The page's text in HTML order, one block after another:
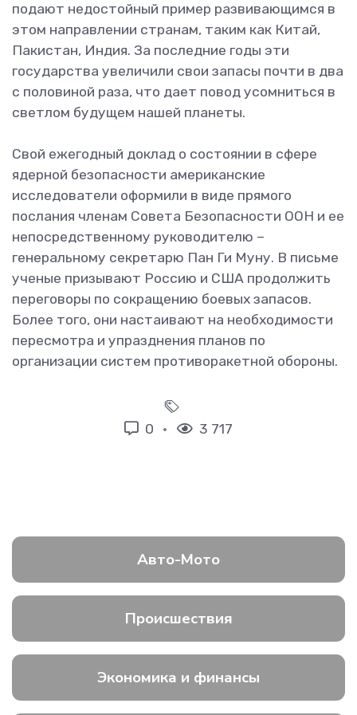
подают недостойный пример развивающимся в
этом направлении странам, таким как Китай,
Пакистан, Индия. За последние годы эти
государства увеличили свои запасы почти в два
с половиной раза, что дает повод усомниться в
светлом будущем нашей планеты.
Свой ежегодный доклад о состоянии в сфере
ядерной безопасности американские
исследователи оформили в виде прямого
послания членам Совета Безопасности ООН и ее
непосредственному руководителю –
генеральному секретарю Пан Ги Муну. В письме
ученые призывают Россию и США продолжить
переговоры по сокращению боевых запасов.
Более того, они настаивают на необходимости
пересмотра и упразднения планов по
организации систем противоракетной обороны.
0 3 717
Авто-Мото
Происшествия
Экономика и финансы